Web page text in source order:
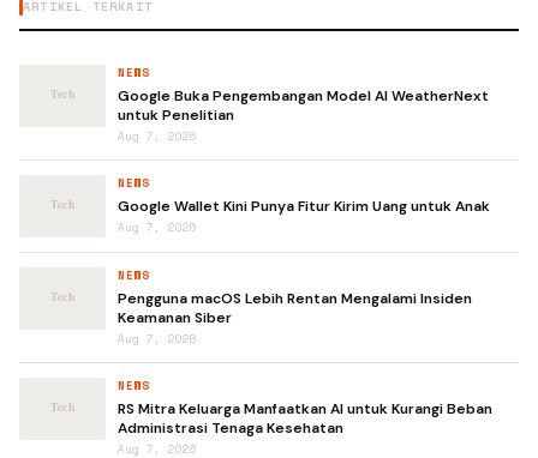
ARTIKEL TERKAIT
NEWS
Google Buka Pengembangan Model AI WeatherNext
untuk Penelitian
Aug 7, 2026
NEWS
Google Wallet Kini Punya Fitur Kirim Uang untuk Anak
Aug 7, 2026
NEWS
Pengguna macOS Lebih Rentan Mengalami Insiden
Keamanan Siber
Aug 7, 2026
NEWS
RS Mitra Keluarga Manfaatkan AI untuk Kurangi Beban
Administrasi Tenaga Kesehatan
Aug 7, 2026